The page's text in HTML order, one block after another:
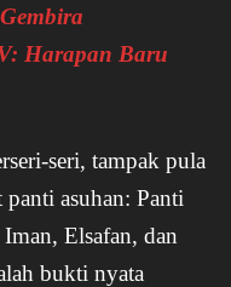
Harapan Baru
seri, tampak pula
panti asuhan: Panti
Elsafan, dan
bukti nyata